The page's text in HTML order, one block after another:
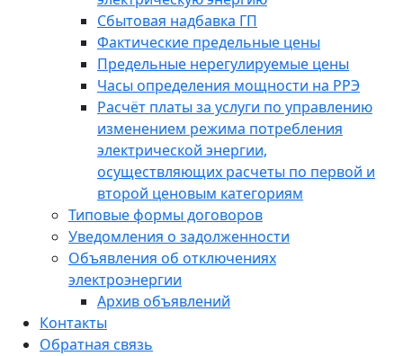
Сбытовая надбавка ГП
Фактические предельные цены
Предельные нерегулируемые цены
Часы определения мощности на РРЭ
Расчёт платы за услуги по управлению
изменением режима потребления
электрической энергии,
осуществляющих расчеты по первой и
второй ценовым категориям
Типовые формы договоров
Уведомления о задолженности
Объявления об отключениях
электроэнергии
Архив объявлений
Контакты
Обратная связь